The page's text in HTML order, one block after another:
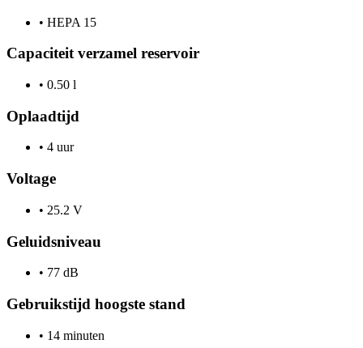
• HEPA 15
Capaciteit verzamel reservoir
• 0.50 l
Oplaadtijd
• 4 uur
Voltage
• 25.2 V
Geluidsniveau
• 77 dB
Gebruikstijd hoogste stand
• 14 minuten